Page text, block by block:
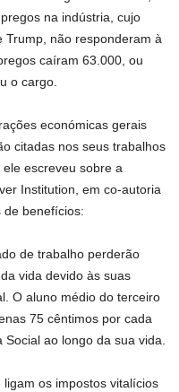
na indústria, cujo
Trump, não responderam à
caíram 63.000, ou
o cargo.
económicas gerais
citadas nos seus trabalhos
escreveu sobre a
Institution, em co-autoria
de benefícios:
de trabalho perderão
vida devido às suas
O aluno médio do terceiro
75 cêntimos por cada
ao longo da sua vida.
os impostos vitalícios